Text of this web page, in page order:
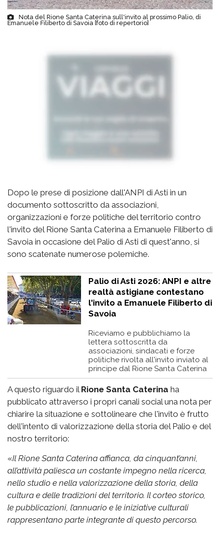
Nota del Rione Santa Caterina sull'invito al prossimo Palio, di
Emanuele Filiberto di Savoia [foto di repertorio]
Dopo le prese di posizione dall'ANPI di Asti in un
documento sottoscritto da associazioni,
organizzazioni e forze politiche del territorio contro
l'invito del Rione Santa Caterina a Emanuele Filiberto di
Savoia in occasione del Palio di Asti di quest'anno, si
sono scatenate numerose polemiche.
Palio di Asti 2026: ANPI e altre
realtà astigiane contestano
l'invito a Emanuele Filiberto di
Savoia
Riceviamo e pubblichiamo la
lettera sottoscritta da
associazioni, sindacati e forze
politiche rivolta all'invito inviato al
principe dal Rione Santa Caterina
A questo riguardo il Rione Santa Caterina ha
pubblicato attraverso i propri canali social una nota per
chiarire la situazione e sottolineare che l'invito è frutto
dell'intento di valorizzazione della storia del Palio e del
nostro territorio:
«Il Rione Santa Caterina affianca, da cinquant’anni,
all’attività paliesca un costante impegno nella ricerca,
nello studio e nella valorizzazione della storia, della
cultura e delle tradizioni del territorio. Il corteo storico,
le pubblicazioni, l’annuario e le iniziative culturali
rappresentano parte integrante di questo percorso.